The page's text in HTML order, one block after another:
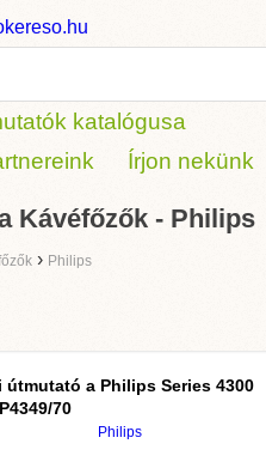
katalógusa
Írjon nekünk
Kávéfőzők - Philips
› Philips
útmutató a Philips Series 4300
70
Philips